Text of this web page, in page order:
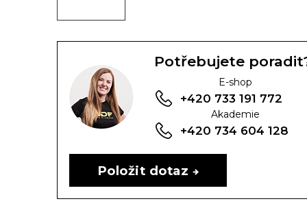
Potřebujete
E-shop
+420 733 191 772
Akademie
+420 734 604 128
Položit dotaz